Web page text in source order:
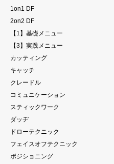
1on1 DF
2on2 DF
【1】基礎メニュー
【3】実践メニュー
カッティング
キャッチ
クレードル
コミュニケーション
スティックワーク
ダッヂ
ドローテクニック
フェイスオフテクニック
ポジショニング